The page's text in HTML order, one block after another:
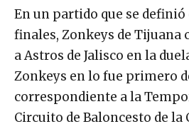
En un partido que se definió
finales, Zonkeys de Tijuana
a Astros de Jalisco en la
Zonkeys en lo fue primero
correspondiente a la
Circuito de Baloncesto de la